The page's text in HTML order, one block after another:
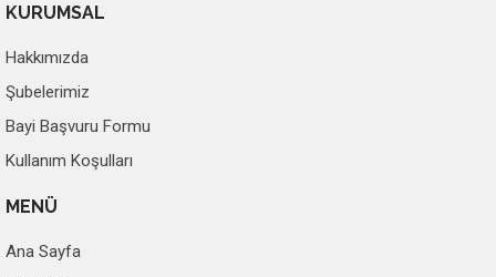
KURUMSAL
Hakkımızda
Şubelerimiz
Bayi Başvuru Formu
Kullanım Koşulları
MENÜ
Ana Sayfa